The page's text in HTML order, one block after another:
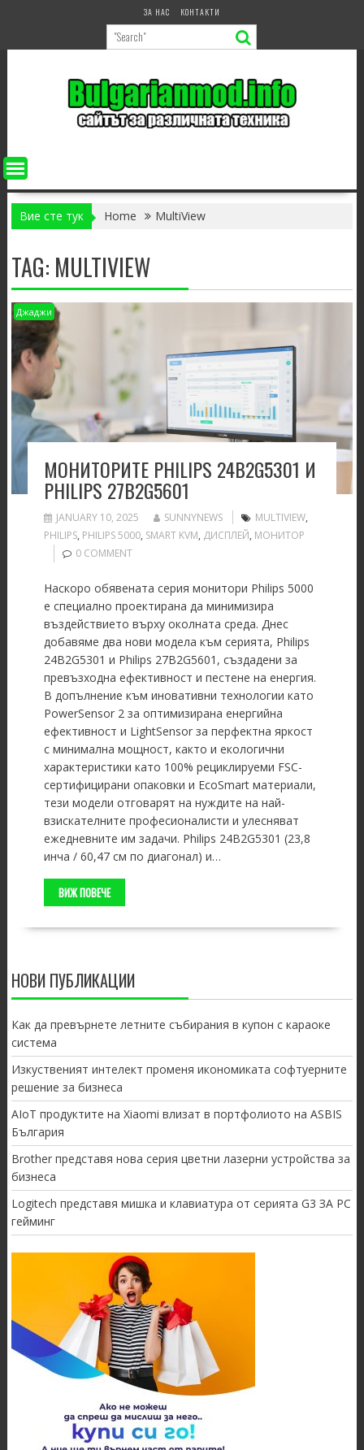
ЗА НАС КОНТАКТИ
Вие сте тук Home MultiView
TAG: MULTIVIEW
Джаджи
МОНИТОРИТЕ PHILIPS 24B2G5301 И
PHILIPS 27B2G5601
JANUARY 10, 2025 SUNNYNEWS MULTIVIEW,
PHILIPS, PHILIPS 5000, SMART KVM, ДИСПЛЕЙ, МОНИТОР
0 COMMENT
Наскоро обявената серия монитори Philips 5000
е специално проектирана да минимизира
въздействието върху околната среда. Днес
добавяме два нови модела към серията, Philips
24B2G5301 и Philips 27B2G5601, създадени за
превъзходна ефективност и пестене на енергия.
В допълнение към иновативни технологии като
PowerSensor 2 за оптимизирана енергийна
ефективност и LightSensor за перфектна яркост
с минимална мощност, както и екологични
характеристики като 100% рециклируеми FSC-
сертифицирани опаковки и EcoSmart материали,
тези модели отговарят на нуждите на най-
взискателните професионалисти и улесняват
ежедневните им задачи. Philips 24B2G5301 (23,8
инча / 60,47 см по диагонал) и…
ВИЖ ПОВЕЧЕ
НОВИ ПУБЛИКАЦИИ
Как да превърнете летните събирания в купон с караоке
система
Изкуственият интелект променя икономиката софтуерните
решение за бизнеса
AIoT продуктите на Xiaomi влизат в портфолиото на ASBIS
България
Brother представя нова серия цветни лазерни устройства за
бизнеса
Logitech представя мишка и клавиатура от серията G3 ЗА PC
гейминг